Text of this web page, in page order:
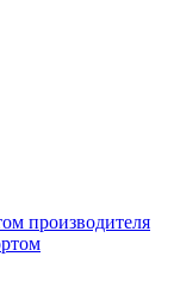
производителя